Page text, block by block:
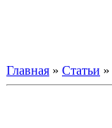
Главная » Статьи »